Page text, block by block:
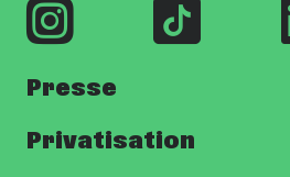
Presse
Privatisation